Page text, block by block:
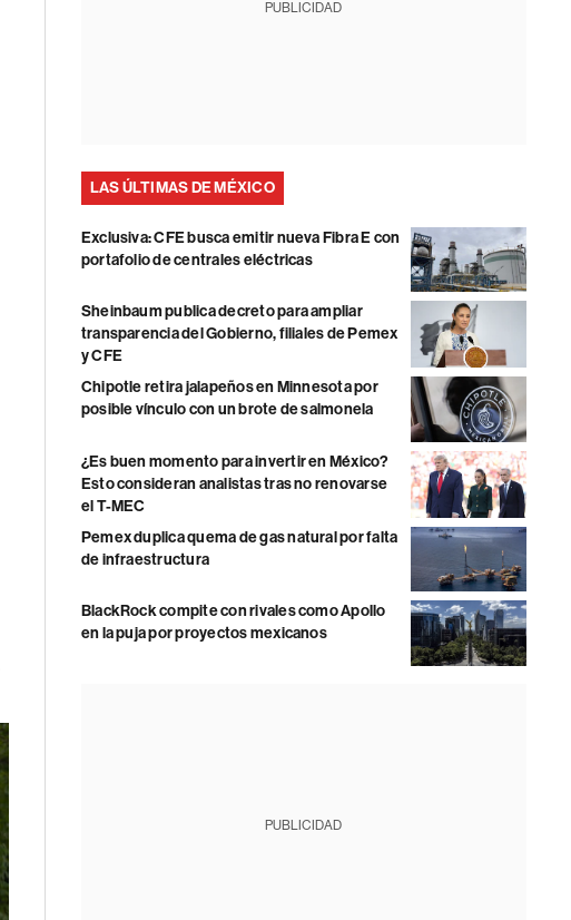
PUBLICIDAD
LAS ÚLTIMAS DE MÉXICO
Exclusiva: CFE busca emitir nueva Fibra E con
portafolio de centrales eléctricas
Sheinbaum publica decreto para ampliar
transparencia del Gobierno, filiales de Pemex
y CFE
Chipotle retira jalapeños en Minnesota por
posible vínculo con un brote de salmonela
¿Es buen momento para invertir en México?
Esto consideran analistas tras no renovarse
el T-MEC
Pemex duplica quema de gas natural por falta
de infraestructura
BlackRock compite con rivales como Apollo
en la puja por proyectos mexicanos
PUBLICIDAD